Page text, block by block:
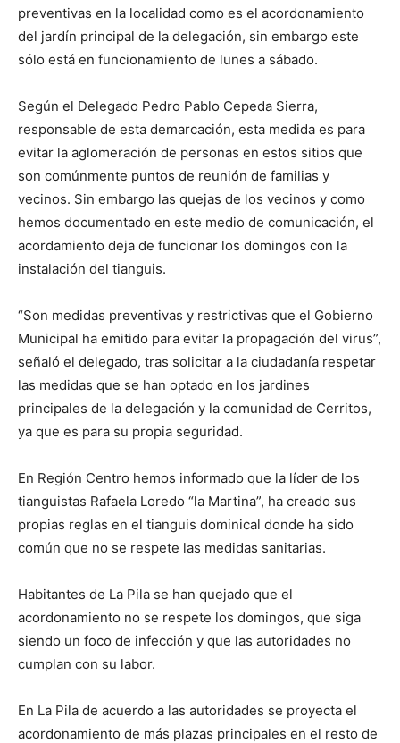
preventivas en la localidad como es el acordonamiento
del jardín principal de la delegación, sin embargo este
sólo está en funcionamiento de lunes a sábado.
Según el Delegado Pedro Pablo Cepeda Sierra,
responsable de esta demarcación, esta medida es para
evitar la aglomeración de personas en estos sitios que
son comúnmente puntos de reunión de familias y
vecinos. Sin embargo las quejas de los vecinos y como
hemos documentado en este medio de comunicación, el
acordamiento deja de funcionar los domingos con la
instalación del tianguis.
“Son medidas preventivas y restrictivas que el Gobierno
Municipal ha emitido para evitar la propagación del virus”,
señaló el delegado, tras solicitar a la ciudadanía respetar
las medidas que se han optado en los jardines
principales de la delegación y la comunidad de Cerritos,
ya que es para su propia seguridad.
En Región Centro hemos informado que la líder de los
tianguistas Rafaela Loredo “la Martina”, ha creado sus
propias reglas en el tianguis dominical donde ha sido
común que no se respete las medidas sanitarias.
Habitantes de La Pila se han quejado que el
acordonamiento no se respete los domingos, que siga
siendo un foco de infección y que las autoridades no
cumplan con su labor.
En La Pila de acuerdo a las autoridades se proyecta el
acordonamiento de más plazas principales en el resto de